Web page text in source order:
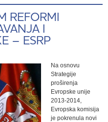
REFORMI
I
– ESRP
Na osnovu
Strategije
proširenja
Evropske unije
2013-2014,
Evropska komisija
je pokrenula novi